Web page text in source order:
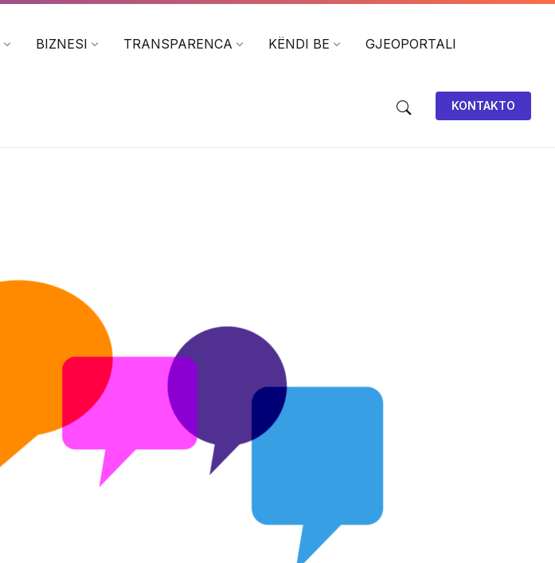
BIZNESI TRANSPARENCA KËNDI BE
GJEOPORTALI
KONTAKTO